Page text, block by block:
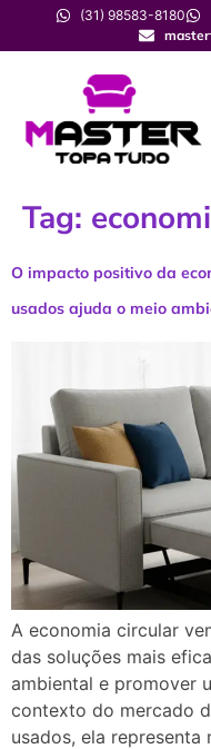
(31) 98583-8180
Tag:
O impacto positivo da
usados ajuda o meio
A economia circular
das soluções mais
ambiental e promover
contexto do mercado
usados, ela